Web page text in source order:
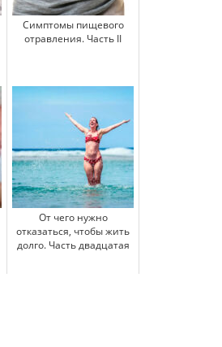
Симптомы пищевого
отравления. Часть II
От чего нужно
отказаться, чтобы жить
долго. Часть двадцатая